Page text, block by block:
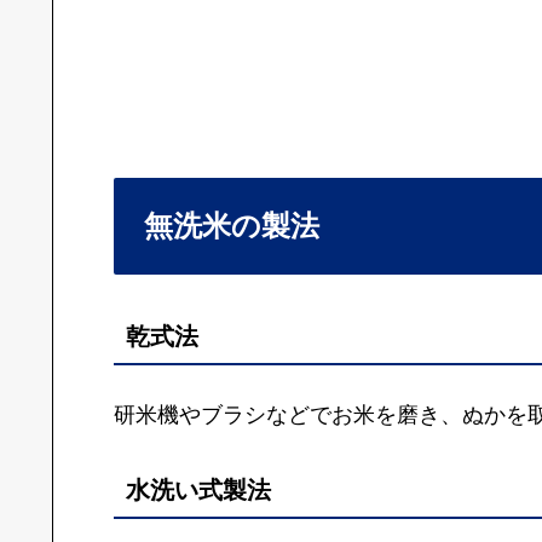
無洗米の製法
乾式法
研米機やブラシなどでお米を磨き、ぬかを
水洗い式製法